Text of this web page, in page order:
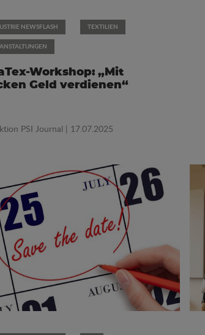
NEWSFLASH TEXTILIEN
Workshop: „Mit
Geld verdienen“
PSI Journal | 17.07.2025